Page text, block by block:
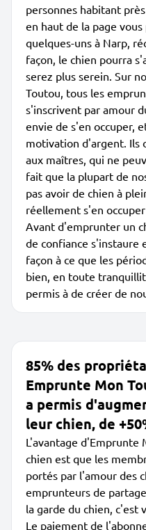
personnes habitant
en haut de la page
quelques-uns à Narp,
façon, le chien pourra
serez plus serein. Sur
Toutou, tous les
s'inscrivent par amour
envie de s'en occuper,
motivation d'argent. Ils
aux maîtres, qui ne
fait que la plupart de
pas avoir de chien à
réellement s'en
Avant d'emprunter un
de confiance s'instaure
façon à ce que les
bien, en toute
permis à de créer de
85% des
Emprunte Mon
a permis
leur chien, de
L'avantage d'Emprunte
chien est que les
portés par l'amour des
emprunteurs de
la garde du chien, c'est
Le paiement de